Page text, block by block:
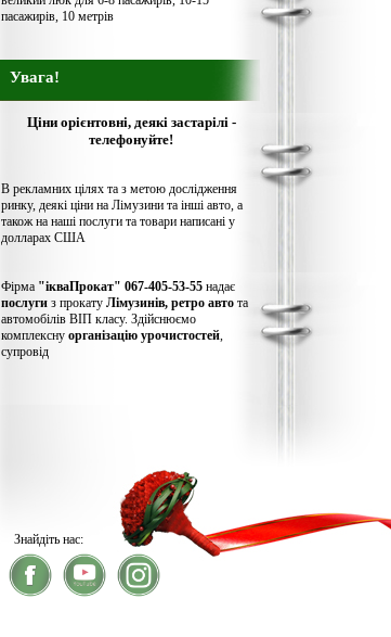
пасажирів, 10 метрів
Увага!
Ціни орієнтовні, деякі застарілі -
телефонуйте!
В рекламних цілях та з метою дослідження
ринку, деякі ціни на Лімузини та інші авто, а
також на наші послуги та товари написані у
долларах США
Фірма "ікваПрокат" 067-405-53-55 надає
послуги з прокату Лімузинів, ретро авто та
автомобілів ВІП класу. Здійснюємо
комплексну організацію урочистостей,
супровід
Знайдіть нас: